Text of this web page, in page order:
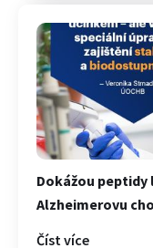
Dokážou
Alzheimerovu
Číst více